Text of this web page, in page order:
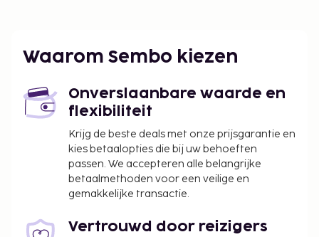
Waarom Sembo kiezen
Onverslaanbare waarde en
flexibiliteit
Krijg de beste deals met onze prijsgarantie en
kies betaalopties die bij uw behoeften
passen. We accepteren alle belangrijke
betaalmethoden voor een veilige en
gemakkelijke transactie.
Vertrouwd door reizigers